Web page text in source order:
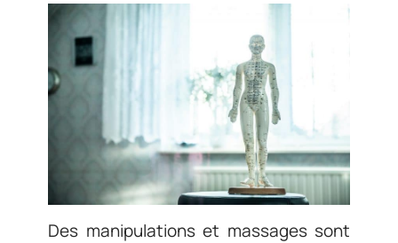
Des manipulations et massages sont